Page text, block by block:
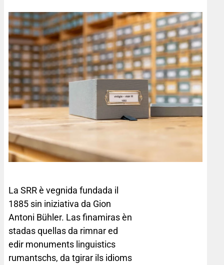
La SRR è vegnida fundada il
1885 sin iniziativa da Gion
Antoni Bühler. Las finamiras èn
stadas quellas da rimnar ed
edir monuments linguistics
rumantschs, da tgirar ils idioms